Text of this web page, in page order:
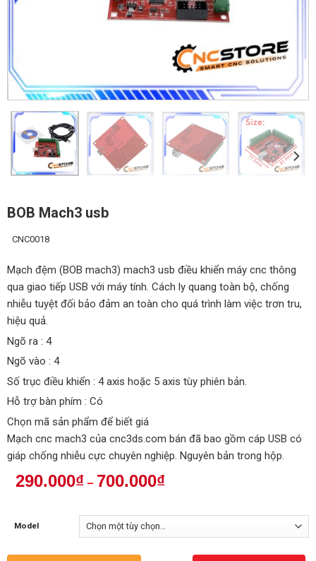
BOB Mach3 usb
CNC0018
Mạch đệm (BOB mach3) mach3 usb điều khiển máy cnc thông
qua giao tiếp USB với máy tính. Cách ly quang toàn bộ, chống
nhiễu tuyệt đối bảo đảm an toàn cho quá trình làm việc trơn tru,
hiệu quả.
Ngõ ra : 4
Ngõ vào : 4
Số trục điều khiển : 4 axis hoặc 5 axis tùy phiên bản.
Hỗ trợ bàn phím : Có
Chọn mã sản phẩm để biết giá
Mạch cnc mach3 của cnc3ds.com bán đã bao gồm cáp USB có
giáp chống nhiễu cực chuyên nghiệp. Nguyên bản trong hộp.
290.000₫ – 700.000₫
Model